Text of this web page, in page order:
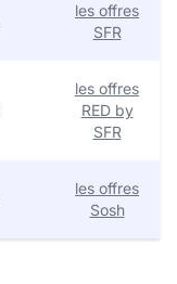
les offres
SFR
les offres
RED by
SFR
les offres
Sosh